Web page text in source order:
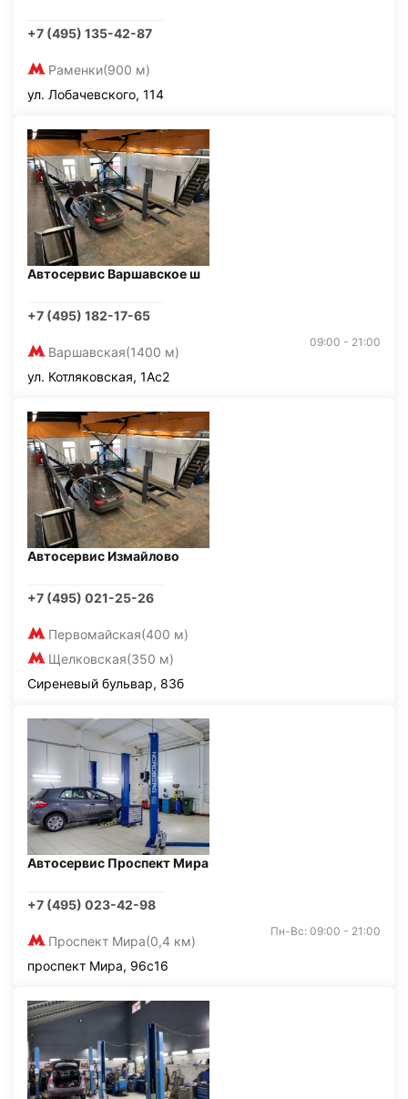
+7 (495) 135-42-87
Раменки(900 м)
ул. Лобачевского, 114
Автосервис Варшавское ш
+7 (495) 182-17-65
Варшавская(1400 м)
09:00 - 21:00
ул. Котляковская, 1Ас2
Автосервис Измайлово
+7 (495) 021-25-26
Первомайская(400 м)
Щелковская(350 м)
Сиреневый бульвар, 83б
Автосервис Проспект Мира
+7 (495) 023-42-98
Проспект Мира(0,4 км)
Пн-Вс: 09:00 - 21:00
проспект Мира, 96с16